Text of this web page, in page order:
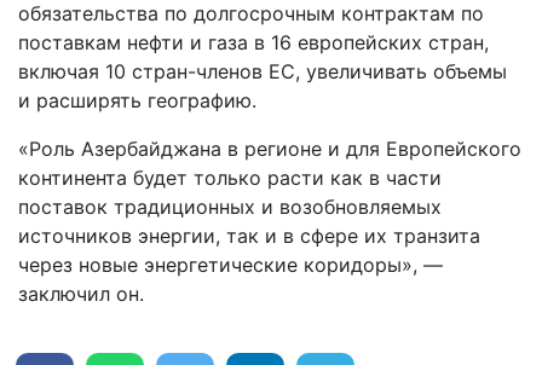
обязательства по долгосрочным контрактам по
поставкам нефти и газа в 16 европейских стран,
включая 10 стран-членов ЕС, увеличивать объемы
и расширять географию.
«Роль Азербайджана в регионе и для Европейского
континента будет только расти как в части
поставок традиционных и возобновляемых
источников энергии, так и в сфере их транзита
через новые энергетические коридоры», —
заключил он.